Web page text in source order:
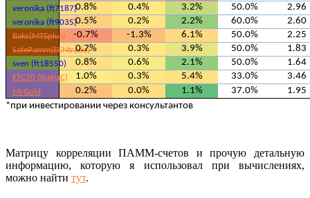
veronika (ft7187)0.8% 0.4% 3.2% 50.0% 2.96
veronika (ft9035)0.5% 0.2% 2.2% 60.0% 2.60
Baks(MTSplus) -0.7% -1.3% 6.1% 50.0% 2.25
SafePamm(ECNtrade)
0.7% 0.3% 3.9% 50.0% 1.83
sven (ft18550) 0.8% 0.6% 2.1% 50.0% 1.64
ETC70 (RugiaC) 1.0% 0.3% 5.4% 33.0% 3.46
MrGold 0.2% 0.0% 1.1% 37.0%
1.95
*при инвестировании через консультантов
Матрицу корреляции ПАММ-счетов и прочую детальную
информацию, которую я использовал при вычислениях,
можно найти тут.